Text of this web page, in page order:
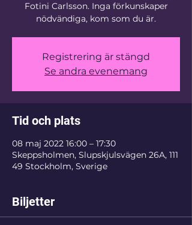
Fotini Carlsson. Inga förkunskaper
nödvändiga, kom som du är.
Registrering är stängd
Se andra evenemang
Tid och plats
08 maj 2022 16:00 – 17:30
Skeppsholmen, Slupskjulsvägen 26A, 111
49 Stockholm, Sverige
Biljetter